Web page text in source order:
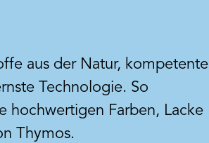
aus der Natur, kompetente
Technologie. So
hochwertigen Farben, Lacke
Thymos.